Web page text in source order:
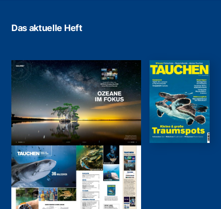
Das aktuelle Heft